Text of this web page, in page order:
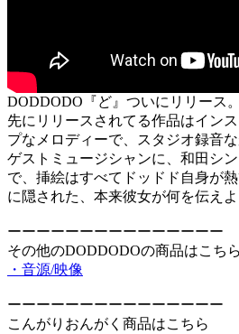
DODDODO『ど』ついにリリース。
先にリリースされてる作品はイン
プなメロディーで、スタジオ録音
ゲストミュージシャンに、和田シ
で、挿絵はすべてドッドド自身が
に隠された、本来彼女が何を伝え
ーーーーーーーーーーーーーーー
その他のDODDODOの商品はこちら
・音源/映像
ーーーーーーーーーーーーーーー
こんがりおんがく商品はこちら